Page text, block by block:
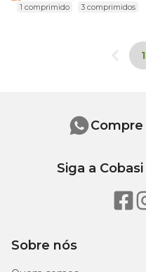
1 comprimido
3 comprimidos
1
Sobre nós
Siga a